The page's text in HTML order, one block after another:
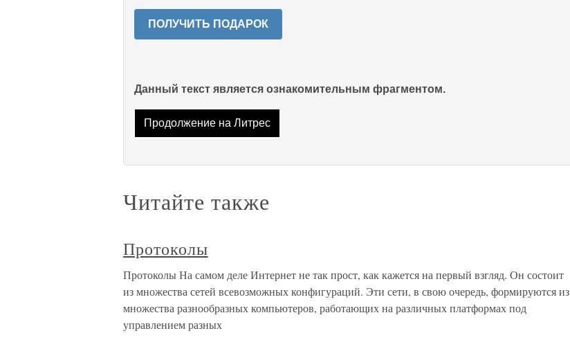
ПОЛУЧИТЬ ПОДАРОК
Данный текст является ознакомительным фрагментом.
Продолжение на Литрес
Читайте также
Протоколы
Протоколы На самом деле Интернет не так прост, как кажется на первый взгляд. Он состоит
из множества сетей всевозможных конфигураций. Эти сети, в свою очередь, формируются из
множества разнообразных компьютеров, работающих на различных платформах под
управлением разных